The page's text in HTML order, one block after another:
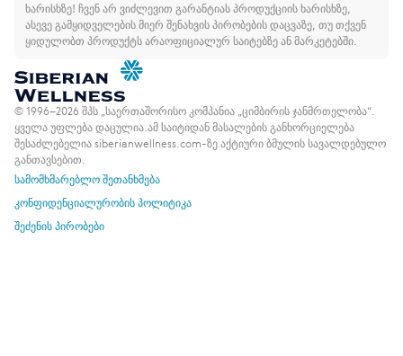
ხარისხზე! ჩვენ არ ვიძლევით გარანტიას პროდუქციის ხარისხზე,
ასევე გამყიდველების მიერ შენახვის პირობების დაცვაზე, თუ თქვენ
ყიდულობთ პროდუქტს არაოფიციალურ საიტებზე ან მარკეტებში.
© 1996–2026 შპს „საერთაშორისო კომპანია „ციმბირის ჯანმრთელობა“.
ყველა უფლება დაცულია. ამ საიტიდან მასალების განხორციელება
შესაძლებელია siberianwellness.com-ზე აქტიური ბმულის სავალდებულო
განთავსებით.
სამომხმარებლო შეთანხმება
კონფიდენციალურობის პოლიტიკა
შეძენის პირობები